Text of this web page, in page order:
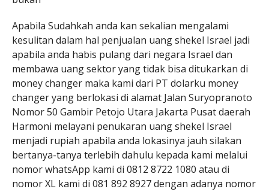
Apabila Sudahkah anda kan sekalian mengalami
kesulitan dalam hal penjualan uang shekel Israel jadi
apabila anda habis pulang dari negara Israel dan
membawa uang sektor yang tidak bisa ditukarkan di
money changer maka kami dari PT dolarku money
changer yang berlokasi di alamat Jalan Suryopranoto
Nomor 50 Gambir Petojo Utara Jakarta Pusat daerah
Harmoni melayani penukaran uang shekel Israel
menjadi rupiah apabila anda lokasinya jauh silakan
bertanya-tanya terlebih dahulu kepada kami melalui
nomor whatsApp kami di 0812 8722 1080 atau di
nomor XL kami di 081 892 8927 dengan adanya nomor